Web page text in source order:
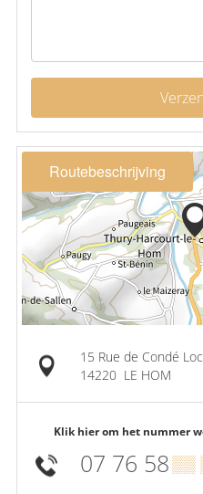
Routebeschrijving
15 Rue de Condé
14220 LE HOM
Klik hier om het nummer
07 76 58▒▒